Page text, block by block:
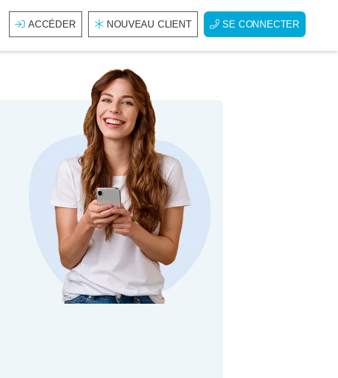
ACCÉDER NOUVEAU CLIENT SE CONNECTER